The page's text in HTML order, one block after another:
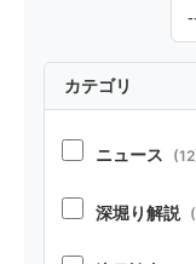
カテゴリ
ニュース
深堀り解説